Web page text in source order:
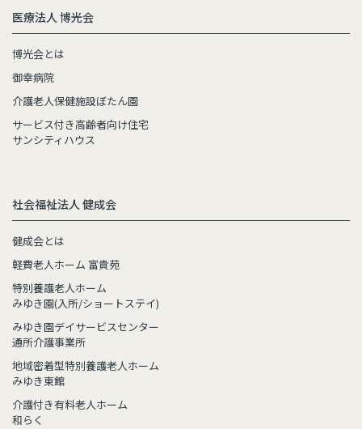
医療法人 博光会
博光会とは
御幸病院
介護老人保健施設ぼたん園
サービス付き高齢者向け住宅
サンシティハウス
社会福祉法人 健成会
健成会とは
軽費老人ホーム 富貴苑
特別養護老人ホーム
みゆき園(入所/ショートステイ)
みゆき園デイサービスセンター
通所介護事業所
地域密着型特別養護老人ホーム
みゆき東館
介護付き有料老人ホーム
和らく